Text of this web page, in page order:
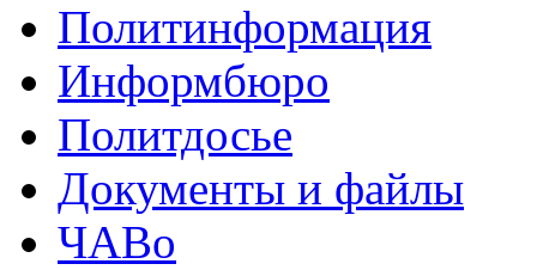
Политинформация
Информбюро
Политдосье
Документы и файлы
ЧАВо